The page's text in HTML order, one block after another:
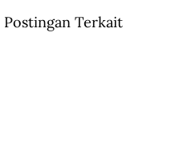
Postingan Terkait